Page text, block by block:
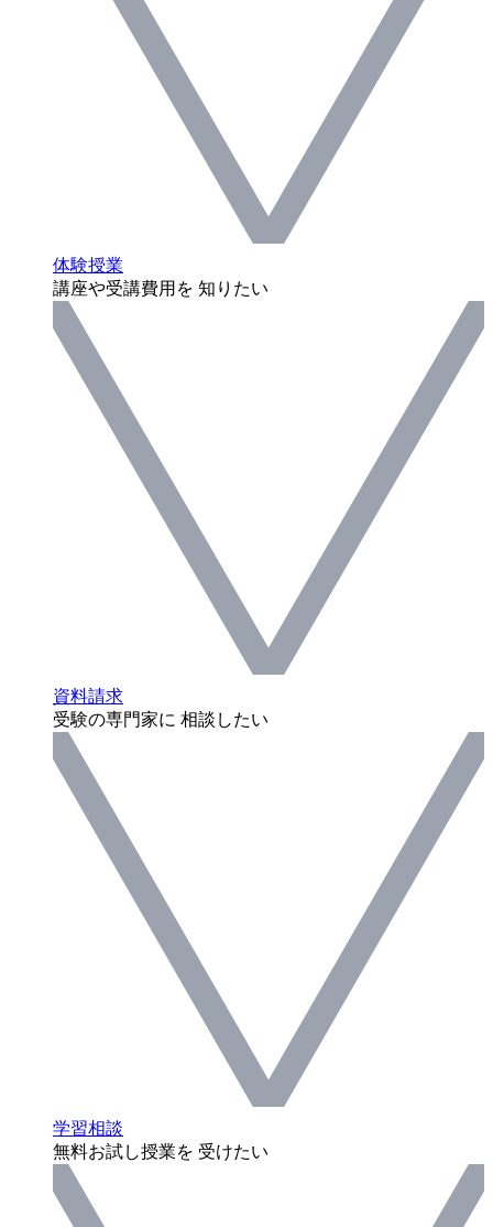
体験授業
講座や受講費用を 知りたい
資料請求
受験の専門家に 相談したい
学習相談
無料お試し授業を 受けたい